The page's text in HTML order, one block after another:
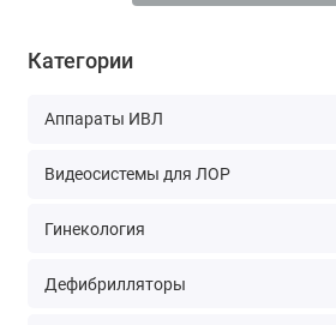
Категории
Аппараты ИВЛ
Видеосистемы для ЛОР
Гинекология
Дефибрилляторы